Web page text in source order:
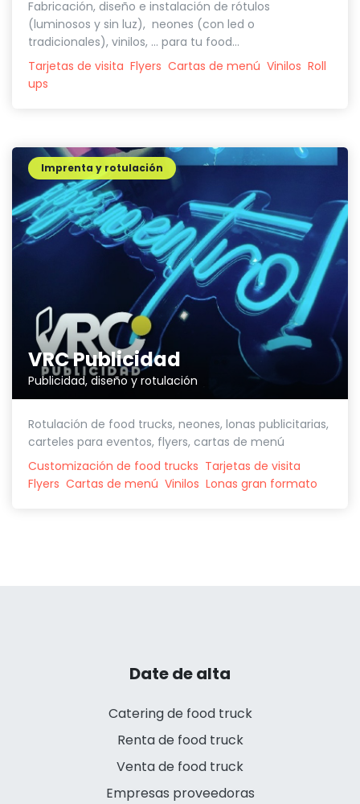
Fabricación, diseño e instalación de rótulos
(luminosos y sin luz), neones (con led o
tradicionales), vinilos, ... para tu food...
Tarjetas de visita Flyers Cartas de menú Vinilos Roll
ups
VRC Publicidad
Publicidad, diseño y rotulación
Imprenta y rotulación
Rotulación de food trucks, neones, lonas publicitarias,
carteles para eventos, flyers, cartas de menú
Customización de food trucks Tarjetas de visita
Flyers Cartas de menú Vinilos Lonas gran formato
Date de alta
Catering de food truck
Renta de food truck
Venta de food truck
Empresas proveedoras